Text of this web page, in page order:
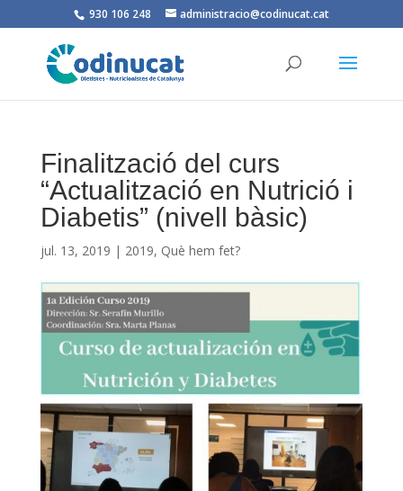
930 106 248 administracio@codinucat.cat
Finalització del curs
“Actualització en Nutrició i
Diabetis” (nivell bàsic)
jul. 13, 2019 | 2019, Què hem fet?